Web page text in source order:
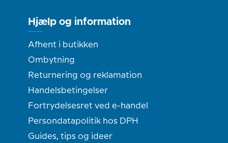
Hjælp og information
Afhent i butikken
Ombytning
Returnering og reklamation
Handelsbetingelser
Fortrydelsesret ved e-handel
Persondatapolitik hos DPH
Guides, tips og ideer